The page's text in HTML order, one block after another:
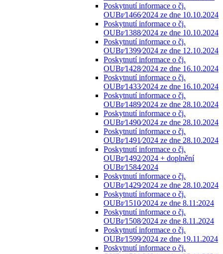
Poskytnutí informace o čj.
OUBr⁄1466⁄2024 ze dne 10.10.2024
Poskytnutí informace o čj.
OUBr⁄1388⁄2024 ze dne 10.10.2024
Poskytnutí informace o čj.
OUBr⁄1399⁄2024 ze dne 12.10.2024
Poskytnutí informace o čj.
OUBr⁄1428⁄2024 ze dne 16.10.2024
Poskytnutí informace o čj.
OUBr⁄1433⁄2024 ze dne 16.10.2024
Poskytnutí informace o čj.
OUBr⁄1489⁄2024 ze dne 28.10.2024
Poskytnutí informace o čj.
OUBr⁄1490⁄2024 ze dne 28.10.2024
Poskytnutí informace o čj.
OUBr⁄1491⁄2024 ze dne 28.10.2024
Poskytnutí informace o čj.
OUBr⁄1492⁄2024 + doplnění
OUBr⁄1584⁄2024
Poskytnutí informace o čj.
OUBr⁄1429⁄2024 ze dne 28.10.2024
Poskytnutí informace o čj.
OUBr⁄1510⁄2024 ze dne 8.11:2024
Poskytnutí informace o čj.
OUBr⁄1508⁄2024 ze dne 8.11.2024
Poskytnutí informace o čj.
OUBr⁄1599⁄2024 ze dne 19.11.2024
Poskytnutí informace o čj.